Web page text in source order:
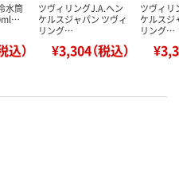
水筒
込）
ツヴィリングJ.A.ヘン
ケルスジャパン ツヴィ
リング…
¥3,304（税込）
ツヴィリ
ケルスジ
リング…